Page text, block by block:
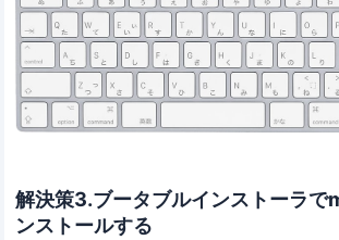
解決策3.ブータブルインストーラで
ンストールする